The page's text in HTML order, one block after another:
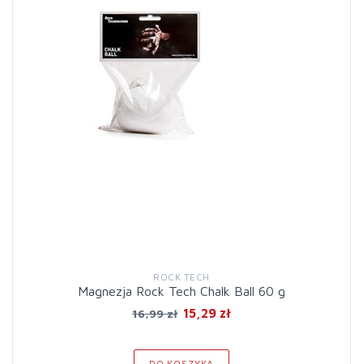
ROCK TECH
Magnezja Rock Tech Chalk Ball 60 g
16,99 zł 15,29 zł